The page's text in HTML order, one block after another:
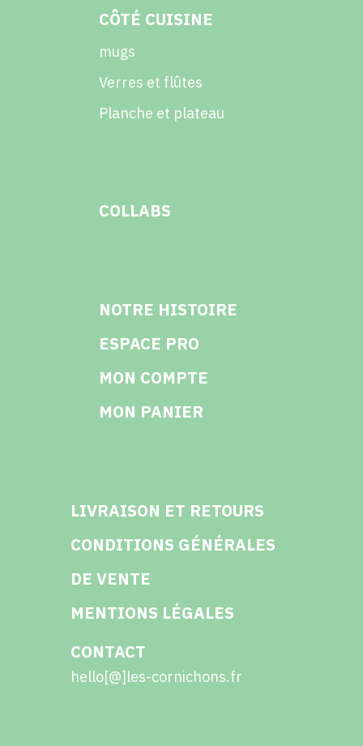
CÔTÉ CUISINE
mugs
Verres et flûtes
Planche et plateau
COLLABS
NOTRE HISTOIRE
ESPACE PRO
MON COMPTE
MON PANIER
LIVRAISON ET RETOURS
CONDITIONS GÉNÉRALES
DE VENTE
MENTIONS LÉGALES
CONTACT
hello[@]les-cornichons.fr